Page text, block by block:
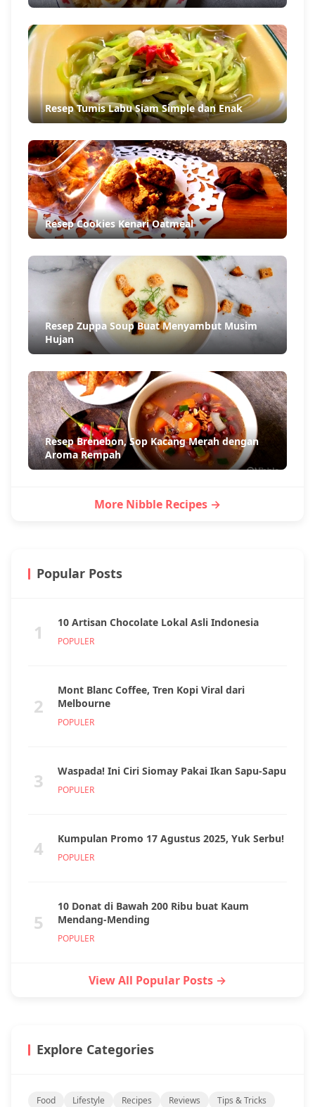
Resep Tumis Labu Siam Simple dan Enak
Resep Cookies Kenari Oatmeal
Resep Zuppa Soup Buat Menyambut Musim
Hujan
Resep Brenebon, Sop Kacang Merah dengan
Aroma Rempah
More Nibble Recipes →
Popular Posts
1 10 Artisan Chocolate Lokal Asli Indonesia
POPULER
2
Mont Blanc Coffee, Tren Kopi Viral dari
Melbourne
POPULER
3 Waspada! Ini Ciri Siomay Pakai Ikan Sapu-Sapu
POPULER
4 Kumpulan Promo 17 Agustus 2025, Yuk Serbu!
POPULER
5
10 Donat di Bawah 200 Ribu buat Kaum
Mendang-Mending
POPULER
View All Popular Posts →
Explore Categories
Food Lifestyle Recipes Reviews
Tips & Tricks